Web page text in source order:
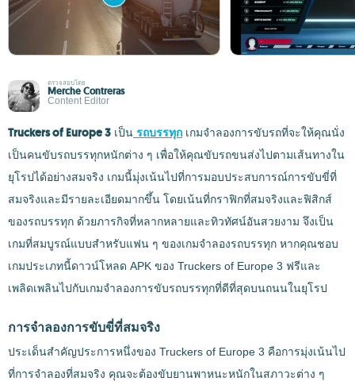
ตรวจสอบโดย
Merche Contreras
Content Editor
Truckers of Europe 3 เป็น รถบรรทุก เกมจำลองการขับรถที่จะให้คุณนั่ง
เป็นคนขับรถบรรทุกหนักต่าง ๆ เพื่อให้คุณขับรถขนส่งไปตามเส้นทางใน
ยุโรปได้อย่างสมจริง เกมนี้มุ่งเน้นไปที่การมอบประสบการณ์การขับขี่ที่
สมจริงและมีรายละเอียดมากขึ้น โดยเน้นที่กราฟิกที่สมจริงและฟิสิกส์
ของรถบรรทุก ด้วยภารกิจที่หลากหลายและทิวทัศน์อันสวยงาม จึงเป็น
เกมที่สมบูรณ์แบบสำหรับแฟน ๆ ของเกมจำลองรถบรรทุก หากคุณชอบ
เกมประเภทนี้ดาวน์โหลด APK ของ Truckers of Europe 3 ฟรีและ
เพลิดเพลินไปกับเกมจำลองการขับรถบรรทุกที่ดีที่สุดบนถนนในยุโรป
การจำลองการขับขี่ที่สมจริง
ประเด็นสำคัญประการหนึ่งของ Truckers of Europe 3 คือการมุ่งเน้นไป
ที่การจำลองที่สมจริง คุณจะต้องขับยานพาหนะหนักในสภาวะต่าง ๆ